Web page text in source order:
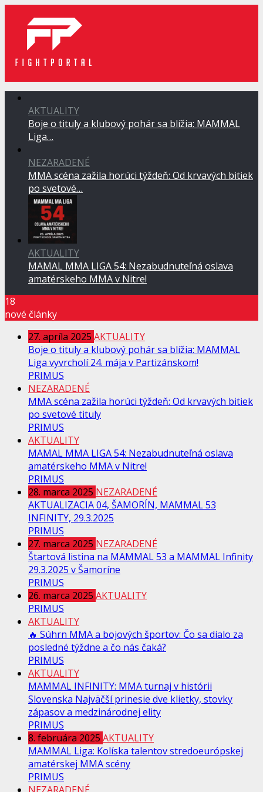
AKTUALITY
Boje o tituly a klubový pohár sa blížia: MAMMAL
Liga…
NEZARADENÉ
MMA scéna zažila horúci týždeň: Od krvavých bitiek
po svetové…
AKTUALITY
MAMAL MMA LIGA 54: Nezabudnuteľná oslava
amatérskeho MMA v Nitre!
18
nové články
27. apríla 2025 AKTUALITY
Boje o tituly a klubový pohár sa blížia: MAMMAL
Liga vyvrcholí 24. mája v Partizánskom!
PRIMUS
NEZARADENÉ
MMA scéna zažila horúci týždeň: Od krvavých bitiek
po svetové tituly
PRIMUS
AKTUALITY
MAMAL MMA LIGA 54: Nezabudnuteľná oslava
amatérskeho MMA v Nitre!
PRIMUS
28. marca 2025 NEZARADENÉ
AKTUALIZACIA 04, ŠAMORÍN, MAMMAL 53
INFINITY, 29.3.2025
PRIMUS
27. marca 2025 NEZARADENÉ
Štartová listina na MAMMAL 53 a MAMMAL Infinity
29.3.2025 v Šamoríne
PRIMUS
26. marca 2025 AKTUALITY
PRIMUS
AKTUALITY
🔥 Súhrn MMA a bojových športov: Čo sa dialo za
posledné týždne a čo nás čaká?
PRIMUS
AKTUALITY
MAMMAL INFINITY: MMA turnaj v histórii
Slovenska Najväčší prinesie dve klietky, stovky
zápasov a medzinárodnej elity
PRIMUS
8. februára 2025 AKTUALITY
MAMMAL Liga: Kolíska talentov stredoeurópskej
amatérskej MMA scény
PRIMUS